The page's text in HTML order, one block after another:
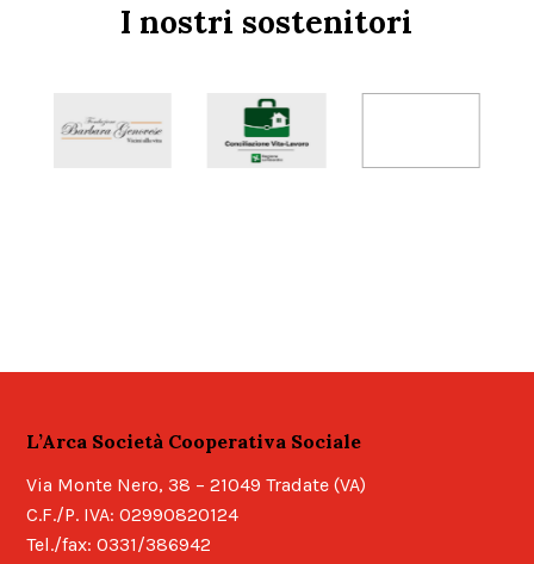
I nostri sostenitori
L’Arca Società Cooperativa Sociale
Via Monte Nero, 38 – 21049 Tradate (VA)
C.F./P. IVA: 02990820124
Tel./fax: 0331/386942